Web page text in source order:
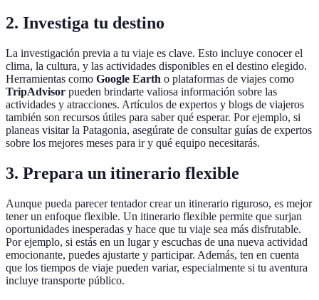
2. Investiga tu destino
La investigación previa a tu viaje es clave. Esto incluye conocer el
clima, la cultura, y las actividades disponibles en el destino elegido.
Herramientas como Google Earth o plataformas de viajes como
TripAdvisor pueden brindarte valiosa información sobre las
actividades y atracciones. Artículos de expertos y blogs de viajeros
también son recursos útiles para saber qué esperar. Por ejemplo, si
planeas visitar la Patagonia, asegúrate de consultar guías de expertos
sobre los mejores meses para ir y qué equipo necesitarás.
3. Prepara un itinerario flexible
Aunque pueda parecer tentador crear un itinerario riguroso, es mejor
tener un enfoque flexible. Un itinerario flexible permite que surjan
oportunidades inesperadas y hace que tu viaje sea más disfrutable.
Por ejemplo, si estás en un lugar y escuchas de una nueva actividad
emocionante, puedes ajustarte y participar. Además, ten en cuenta
que los tiempos de viaje pueden variar, especialmente si tu aventura
incluye transporte público.